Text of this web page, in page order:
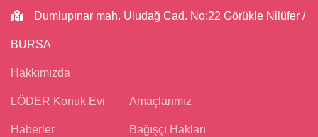
Dumlupınar mah. Uludağ Cad. No:22 Görükle Nilüfer /
BURSA
Hakkımızda
LÖDER Konuk Evi
Haberler
Amaçlarımız
Bağışçı Hakları